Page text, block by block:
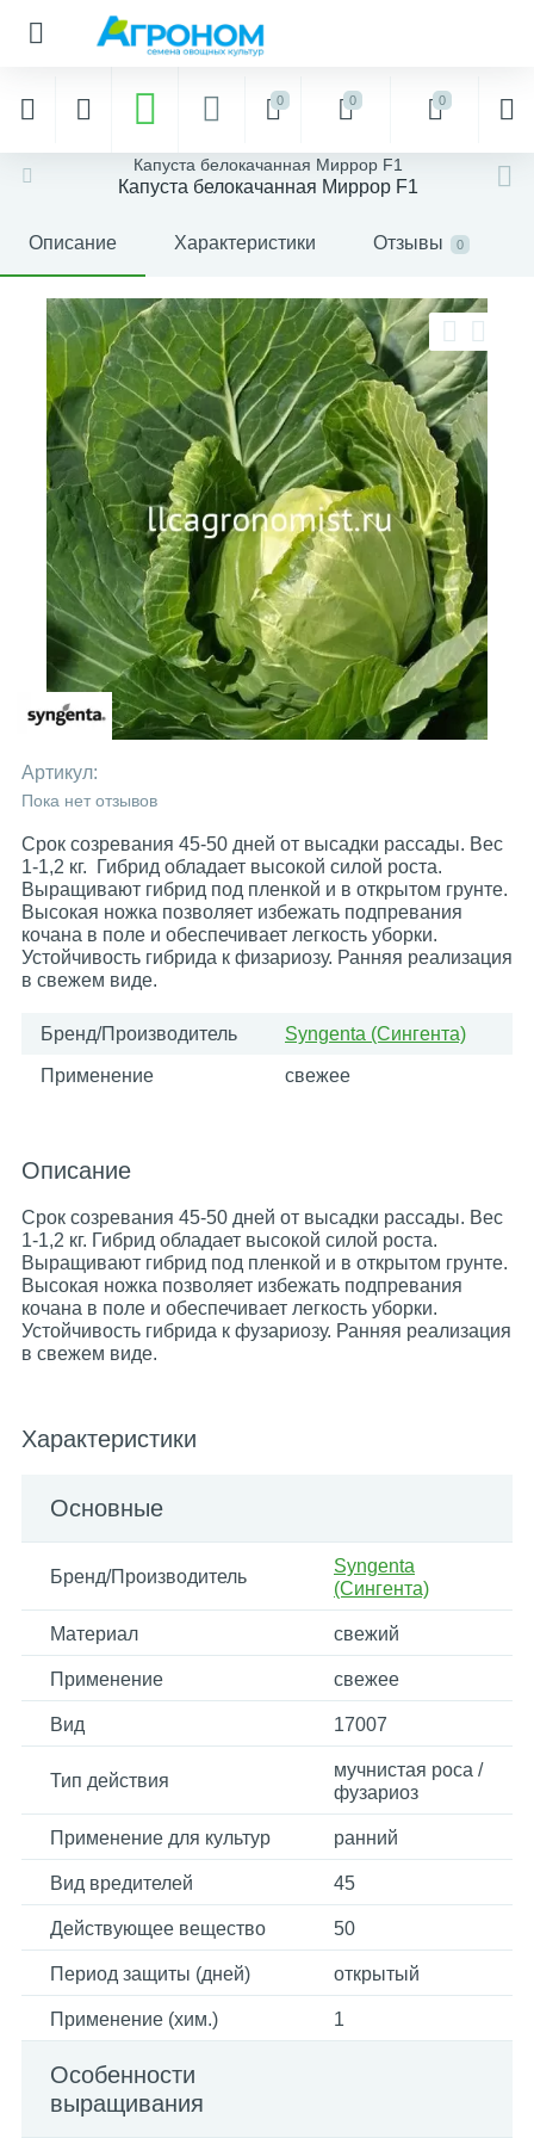
0 0 0
Капуста белокачанная Миррор F1
Капуста белокачанная Миррор F1
Описание Характеристики Отзывы 0
Артикул:
Пока нет отзывов
Срок созревания 45-50 дней от высадки рассады. Вес
1-1,2 кг. Гибрид обладает высокой силой роста.
Выращивают гибрид под пленкой и в открытом грунте.
Высокая ножка позволяет избежать подпревания
кочана в поле и обеспечивает легкость уборки.
Устойчивость гибрида к физариозу. Ранняя реализация
в свежем виде.
Бренд/Производитель Syngenta (Сингента)
Применение свежее
Описание
Срок созревания 45-50 дней от высадки рассады. Вес
1-1,2 кг. Гибрид обладает высокой силой роста.
Выращивают гибрид под пленкой и в открытом грунте.
Высокая ножка позволяет избежать подпревания
кочана в поле и обеспечивает легкость уборки.
Устойчивость гибрида к фузариозу. Ранняя реализация
в свежем виде.
Характеристики
Основные
Бренд/Производитель
Syngenta
(Сингента)
Материал свежий
Применение свежее
Вид 17007
Тип действия
мучнистая роса /
фузариоз
Применение для культур ранний
Вид вредителей 45
Действующее вещество 50
Период защиты (дней) открытый
Применение (хим.) 1
Особенности
выращивания